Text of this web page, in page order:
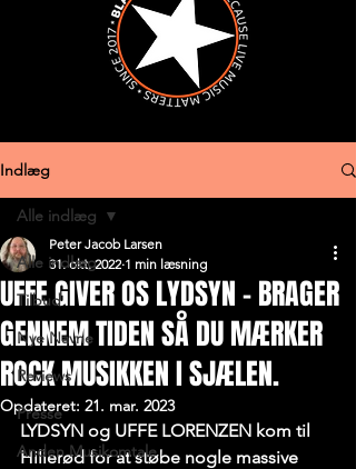
Indlæg
Alle indlæg
Tilbud
Nye Navne
Reviews
Presse
Anden Musikomtale
Alle indlæg
UFFE GIVER OS LYDSYN - BRAGER
GENNEM TIDEN SÅ DU MÆRKER
ROCK MUSIKKEN I SJÆLEN.
Peter Jacob Larsen
31. okt. 2022 1 min læsning
Opdateret: 21. mar. 2023
LYDSYN og UFFE LORENZEN kom til
Hillerød for at støbe nogle massive